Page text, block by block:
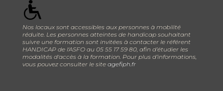
Nos locaux sont accessibles aux personnes à mobilité
réduite. Les personnes atteintes de handicap souhaitant
suivre une formation sont invitées à contacter le référent
HANDICAP de l'ASFO au 05 55 17 59 80, afin d’étudier les
modalités d'accès à la formation. Pour plus d’informations,
vous pouvez consulter le site agefiph.fr